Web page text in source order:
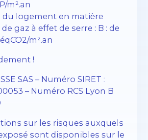
m².an
du logement en matière
gaz à effet de serre : B : de
m².an
!
SAS – ​​Numéro SIRET :
– Numéro RCS Lyon B
sur les risques auxquels
sont disponibles sur le